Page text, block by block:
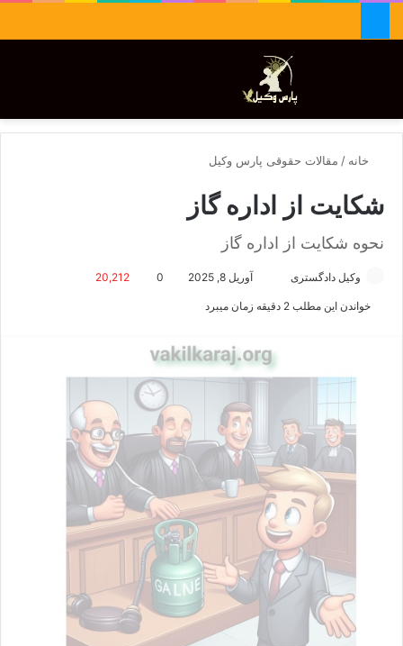
تغییر پوسته
خانه / مقالات حقوقی پارس وکیل
شکایت از اداره گاز
نحوه شکایت از اداره گاز
وکیل دادگستری
ل
ی
ل
آوریل 8, 2025 0
20,212
خواندن این مطلب 2 دقیقه زمان میبرد